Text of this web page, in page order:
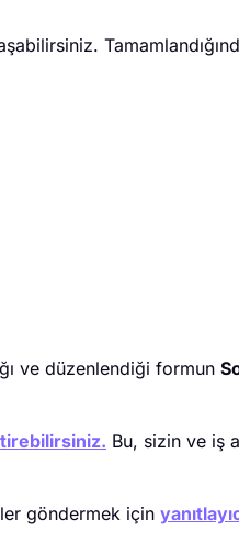
ve düzenlendiği formun
Bu, sizin ve iş
göndermek için